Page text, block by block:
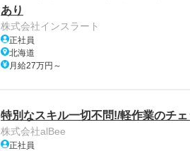
あり
株式会社インスラート
正社員
北海道
月給27万円～
特別なスキル一切不問!/軽作業のチ
株式会社alBee
正社員